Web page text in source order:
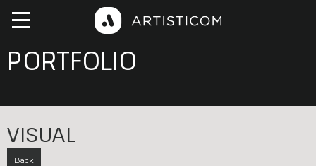
PORTFOLIO
VISUAL
Back